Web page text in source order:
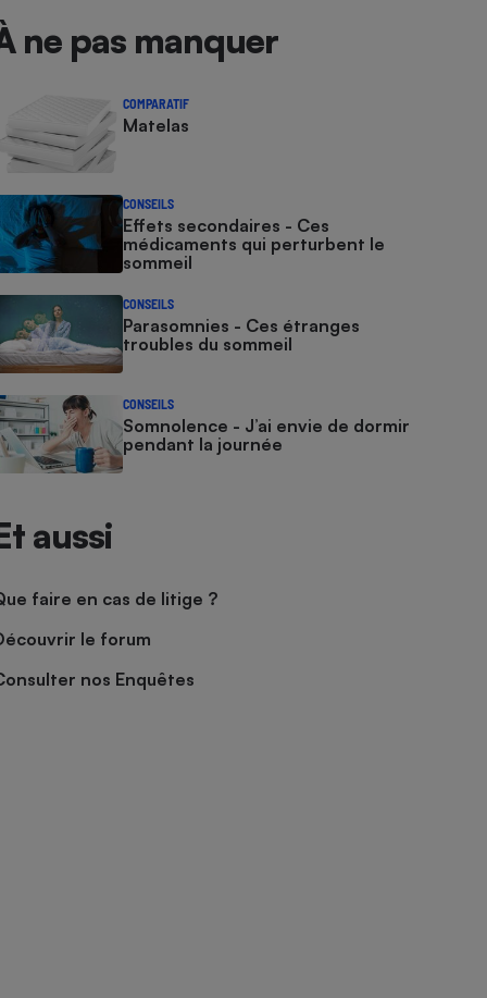
ne pas manquer
COMPARATIF
Matelas
CONSEILS
Effets secondaires - Ces
médicaments qui perturbent le
sommeil
CONSEILS
Parasomnies - Ces étranges
troubles du sommeil
CONSEILS
Somnolence - J’ai envie de dormir
pendant la journée
aussi
faire en cas de litige ?
le forum
nos Enquêtes